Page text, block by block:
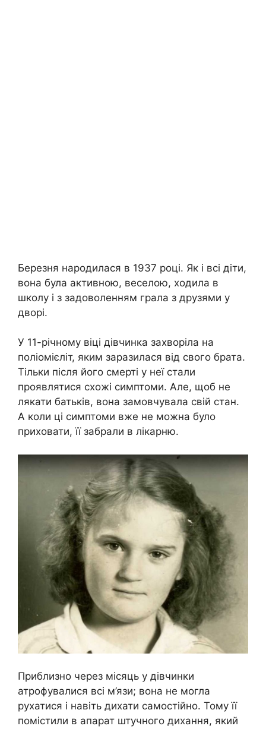
Березня народилася в 1937 році. Як і всі діти,
вона була активною, веселою, ходила в
школу і з задоволенням грала з друзями у
дворі.
У 11-річному віці дівчинка захворіла на
поліомієліт, яким заразилася від свого брата.
Тільки після його смерті у неї стали
проявлятися схожі симптоми. Але, щоб не
лякати батьків, вона замовчувала свій стан.
А коли ці симптоми вже не можна було
приховати, її забрали в лікарню.
Приблизно через місяць у дівчинки
атрофувалися всі м’язи; вона не могла
рухатися і навіть дихати самостійно. Тому її
помістили в апарат штучного дихання, який